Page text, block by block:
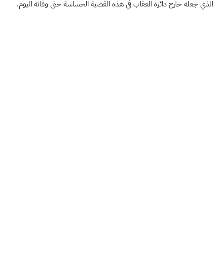
الذي جعله خارج دائرة العقاب في هذه القضية الحساسة حتى وفاته اليوم.